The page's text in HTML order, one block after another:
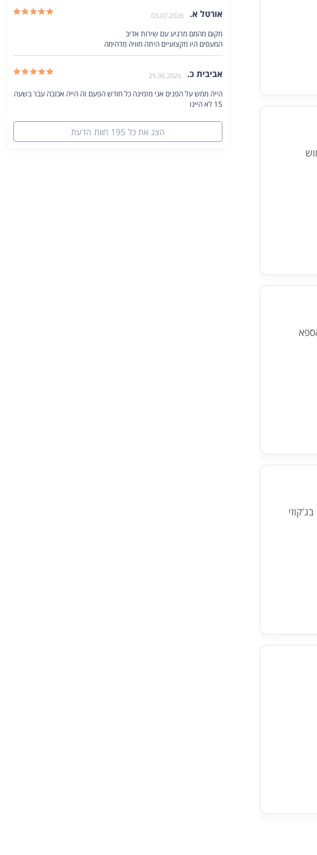
ושימוש
למשך 45 דק' בחדר זוגי, ושהייה לך משך 30 דק' בג'קוזי
אורטל א. 03.07.2026
מקום מהמם מרגיע עם שירות אדיב
המעסים היו מקצועיים היתה חוויה מדהימה
אביבית כ. 29.06.2026
הייה ממש על הפנים אני מזמינה כל חודש הפעם זה הייה אכזבה עבר בשעה
15 לא היינו
קרא/י עוד
הצג את כל 195 חוות הדעת